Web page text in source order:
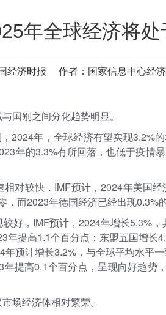
年全球经济将
经济时报 作者：国家信息中心经
国别之间分化趋势明显。
2024年，全球经济有望实现3.2%
年的3.3%有所回落，也低于疫情
对较快，IMF预计，2024年美国
而2023年德国经济已经出现0.3%的
好，IMF预计，2024年增长5.3%
年提高1.1个百分点；东盟五国增长
预计增长3.2%，与全球平均水平
提高0.1个百分点，呈现向好趋势
场经济体相对繁荣。